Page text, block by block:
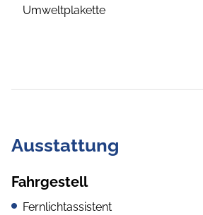
Umweltplakette
Ausstattung
Fahrgestell
Fernlichtassistent